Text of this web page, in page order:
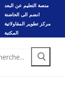
منصة التعليم عن البعد
انضم الى الحاضنة
مركز تطوير المقاولاتية
المكتبة